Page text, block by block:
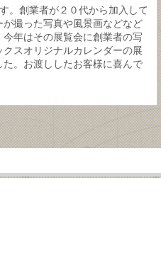
。創業者が２０代から加入して
撮った写真や風景画などなど
年はその展覧会に創業者の写
スオリジナルカレンダーの展
。お渡ししたお客様に喜んで